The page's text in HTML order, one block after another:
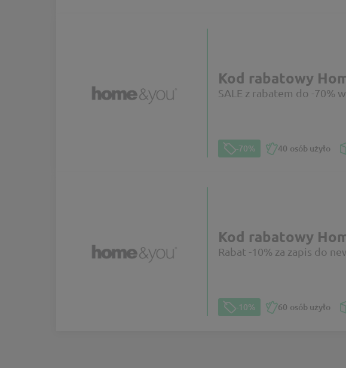
Kod rabatowy
SALE z rabatem do -70%
-70% 40 osób użyło
Kod rabatowy
Rabat -10% za zapis do
-10% 60 osób użyło